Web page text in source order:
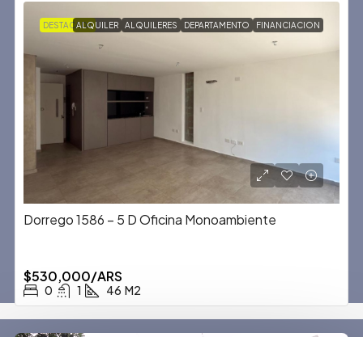
DESTACADAALQUILER ALQUILERES DEPARTAMENTO FINANCIACION
Dorrego 1586 – 5 D Oficina Monoambiente
$530,000/ARS
0 1 46 M2